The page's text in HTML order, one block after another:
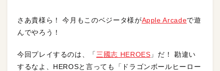
さあ貴様ら！ 今月もこのベジータ様がApple Arcadeで遊
んでやろう！
今回プレイするのは、「 三國志 HEROES 」だ！ 勘違い
するなよ、HEROSと言っても「ドラゴンボールヒーロー